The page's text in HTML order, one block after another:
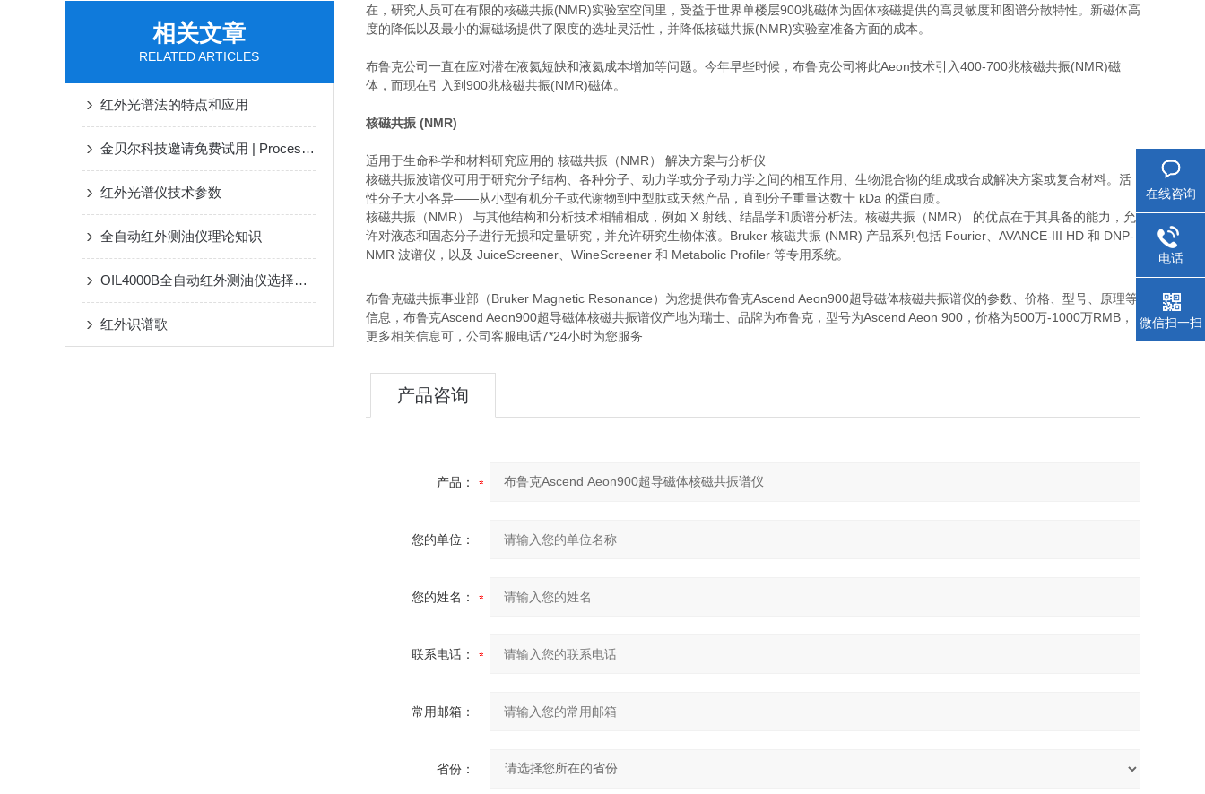
相关文章
RELATED ARTICLES
红外光谱法的特点和应用
金贝尔科技邀请免费试用 | Process Guardian™ Raman (PGR) 在线拉曼光谱仪
红外光谱仪技术参数
全自动红外测油仪理论知识
OIL4000B全自动红外测油仪选择误区有哪些呢？
红外识谱歌
在，研究人员可在有限的核磁共振(NMR)实验室空间里，受益于世界单楼层900兆磁体为固体核磁提供的高灵敏度和图谱分散特性。新磁体高
度的降低以及最小的漏磁场提供了限度的选址灵活性，并降低核磁共振(NMR)实验室准备方面的成本。
布鲁克公司一直在应对潜在液氦短缺和液氦成本增加等问题。今年早些时候，布鲁克公司将此Aeon技术引入400-700兆核磁共振(NMR)磁
体，而现在引入到900兆核磁共振(NMR)磁体。
核磁共振 (NMR)
适用于生命科学和材料研究应用的 核磁共振（NMR） 解决方案与分析仪
核磁共振波谱仪可用于研究分子结构、各种分子、动力学或分子动力学之间的相互作用、生物混合物的组成或合成解决方案或复合材料。活
性分子大小各异——从小型有机分子或代谢物到中型肽或天然产品，直到分子重量达数十 kDa 的蛋白质。
核磁共振（NMR） 与其他结构和分析技术相辅相成，例如 X 射线、结晶学和质谱分析法。核磁共振（NMR） 的优点在于其具备的能力，允
许对液态和固态分子进行无损和定量研究，并允许研究生物体液。Bruker 核磁共振 (NMR) 产品系列包括 Fourier、AVANCE-III HD 和 DNP-
NMR 波谱仪，以及 JuiceScreener、WineScreener 和 Metabolic Profiler 等专用系统。
布鲁克磁共振事业部（Bruker Magnetic Resonance）为您提供布鲁克Ascend Aeon900超导磁体核磁共振谱仪的参数、价格、型号、原理等
信息，布鲁克Ascend Aeon900超导磁体核磁共振谱仪产地为瑞士、品牌为布鲁克，型号为Ascend Aeon 900，价格为500万-1000万RMB，
更多相关信息可，公司客服电话7*24小时为您服务
产品咨询
产品：
您的单位：
您的姓名：
联系电话：
常用邮箱：
省份：
在线咨询
电话
微信扫一扫